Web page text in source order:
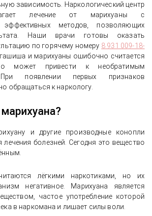
зависимость. Наркологический центр
лечение от марихуаны с
эффективных методов, позволяющих
Наши врачи готовы оказать
по горячему номеру 8 931 009-18-
гашиша и марихуаны ошибочно считается
может привести к необратимым
При появлении первых признаков
обращаться к наркологу.
и другие производные конопли
лечения болезней. Сегодня это вещество
лёгкими наркотиками, но их
негативное. Марихуана является
частое употребление которой
в наркомана и лишает силы воли.